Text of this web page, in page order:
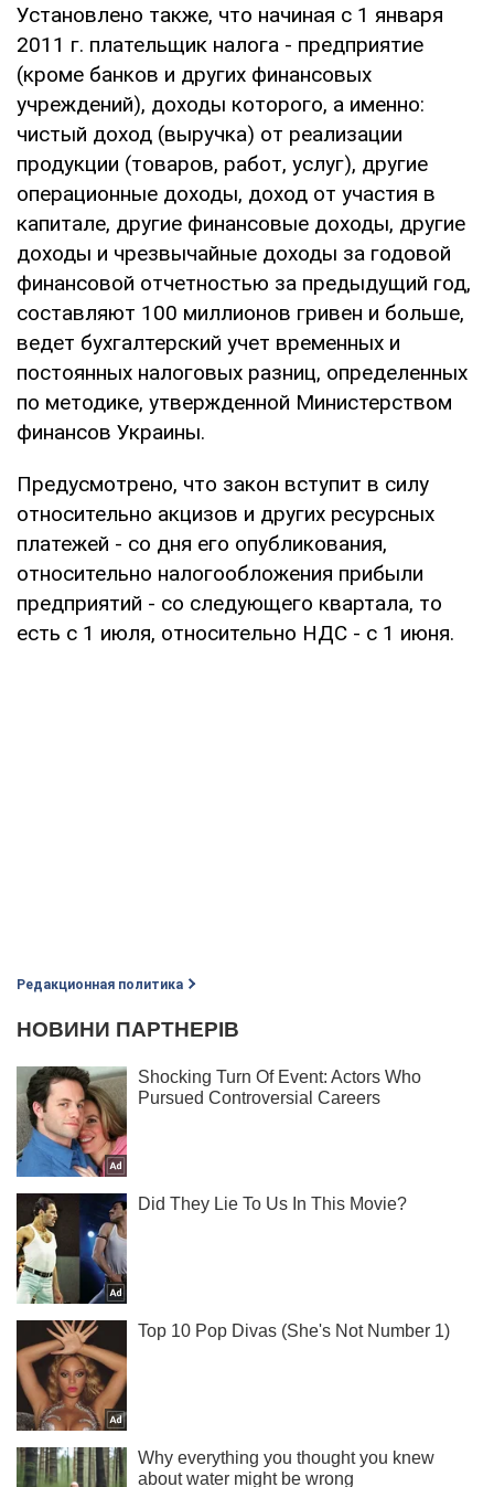
Установлено также, что начиная с 1 января
2011 г. плательщик налога - предприятие
(кроме банков и других финансовых
учреждений), доходы которого, а именно:
чистый доход (выручка) от реализации
продукции (товаров, работ, услуг), другие
операционные доходы, доход от участия в
капитале, другие финансовые доходы, другие
доходы и чрезвычайные доходы за годовой
финансовой отчетностью за предыдущий год,
составляют 100 миллионов гривен и больше,
ведет бухгалтерский учет временных и
постоянных налоговых разниц, определенных
по методике, утвержденной Министерством
финансов Украины.
Предусмотрено, что закон вступит в силу
относительно акцизов и других ресурсных
платежей - со дня его опубликования,
относительно налогообложения прибыли
предприятий - со следующего квартала, то
есть с 1 июля, относительно НДС - с 1 июня.
Редакционная политика